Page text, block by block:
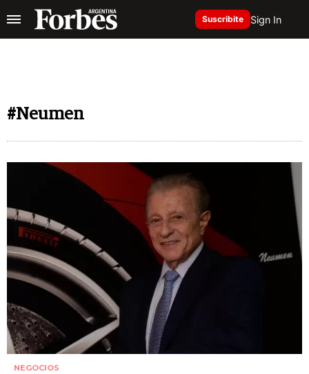
Suscribite Sign In
#Neumen
NEGOCIOS